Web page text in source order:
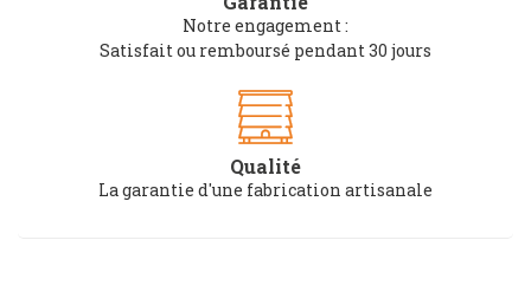
Notre engagement :
Satisfait ou remboursé pendant 30 jours
Qualité
La garantie d'une fabrication artisanale